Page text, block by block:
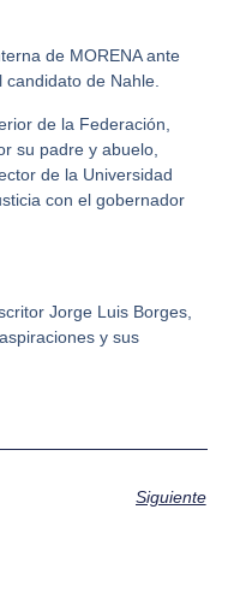
de MORENA ante
de Nahle.
de la Federación,
su padre y abuelo,
de la Universidad
con el gobernador
Jorge Luis Borges,
y sus
Siguiente